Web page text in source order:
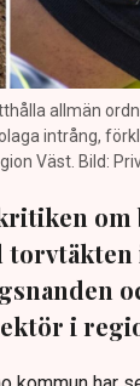
allmän
intrång,
Väst. Bild:
om
i